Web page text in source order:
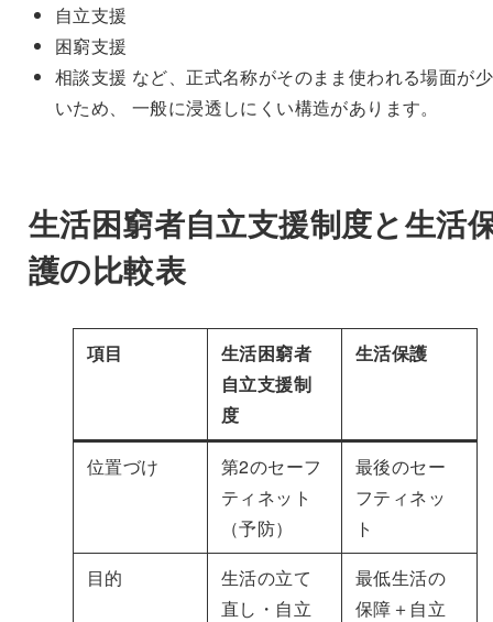
自立支援
困窮支援
相談支援 など、正式名称がそのまま使われる場面が
いため、 一般に浸透しにくい構造があります。
生活困窮者自立支援制度と生活
護の比較表
項目
生活困窮者
自立支援制
度
生活保護
位置づけ
第2のセーフ
ティネット
（予防）
最後のセー
フティネッ
ト
目的
生活の立て
直し・自立
最低生活の
保障＋自立